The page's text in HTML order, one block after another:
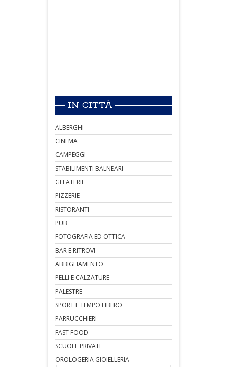
IN CITTÀ
ALBERGHI
CINEMA
CAMPEGGI
STABILIMENTI BALNEARI
GELATERIE
PIZZERIE
RISTORANTI
PUB
FOTOGRAFIA ED OTTICA
BAR E RITROVI
ABBIGLIAMENTO
PELLI E CALZATURE
PALESTRE
SPORT E TEMPO LIBERO
PARRUCCHIERI
FAST FOOD
SCUOLE PRIVATE
OROLOGERIA GIOIELLERIA